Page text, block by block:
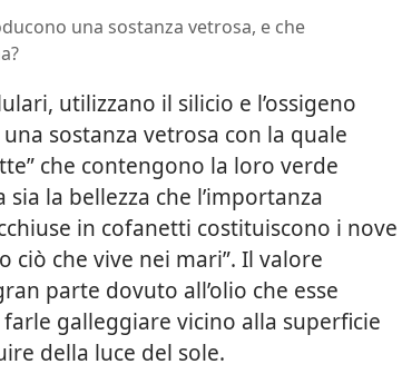
una sostanza vetrosa, e che
utilizzano il silicio e l’ossigeno
sostanza vetrosa con la quale
che contengono la loro verde
la bellezza che l’importanza
in cofanetti costituiscono i nove
ciò che vive nei mari”. Il valore
parte dovuto all’olio che esse
galleggiare vicino alla superficie
della luce del sole.